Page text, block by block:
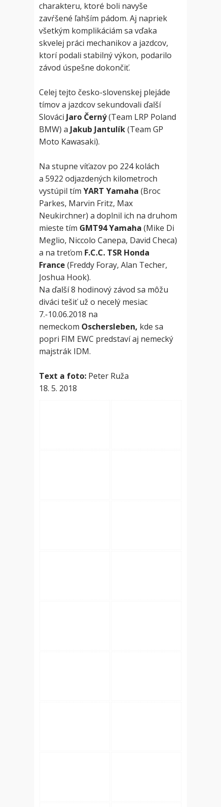
charakteru, ktoré boli navyše
zavŕšené ľahším pádom. Aj napriek
všetkým komplikáciám sa vďaka
skvelej práci mechanikov a jazdcov,
ktorí podali stabilný výkon, podarilo
závod úspešne dokončiť.
Celej tejto česko-slovenskej plejáde
tímov a jazdcov sekundovali ďalší
Slováci Jaro Černý(Team LRP Poland
BMW) a Jakub Jantulík(Team GP
Moto Kawasaki).
Na stupne víťazov po 224 kolách
a 5922 odjazdených kilometroch
vystúpil tím YART Yamaha (Broc
Parkes, Marvin Fritz, Max
Neukirchner) a doplnil ich na druhom
mieste tím GMT94 Yamaha (Mike Di
Meglio, Niccolo Canepa, David Checa)
a na treťom F.C.C. TSR Honda
France (Freddy Foray, Alan Techer,
Joshua Hook).
Na ďalší 8 hodinový závod sa môžu
diváci tešiť už o necelý mesiac
7.-10.06.2018 na
nemeckom Oschersleben, kde sa
popri FIM EWC predstaví aj nemecký
majstrák IDM.
Text a foto: Peter Ruža
18. 5. 2018